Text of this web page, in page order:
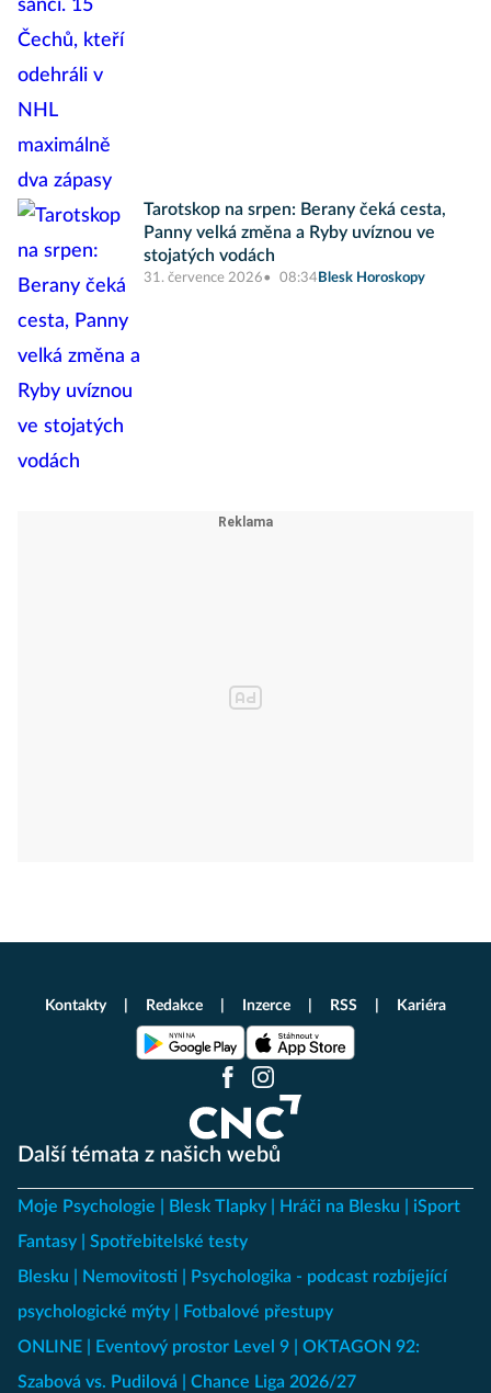
Tarotskop na srpen: Berany čeká cesta,
Panny velká změna a Ryby uvíznou ve
stojatých vodách
31. července 2026 08:34 Blesk Horoskopy
Další témata z našich webů
Moje Psychologie Blesk Tlapky Hráči na Blesku
iSport
Fantasy
Spotřebitelské testy
Blesku
Nemovitosti
Psychologika - podcast rozbíjející
psychologické mýty
Fotbalové přestupy
ONLINE
Eventový prostor Level 9
OKTAGON 92:
Szabová vs. Pudilová
Chance Liga 2026/27
Kontakty Redakce Inzerce RSS Kariéra